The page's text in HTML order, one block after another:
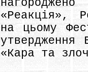
«Реакція»,
на цьому
утвердження
«Кара та